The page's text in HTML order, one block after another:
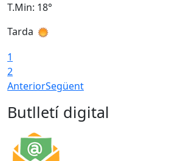
T.Min: 18°
Tarda
1
2
AnteriorSegüent
Butlletí digital